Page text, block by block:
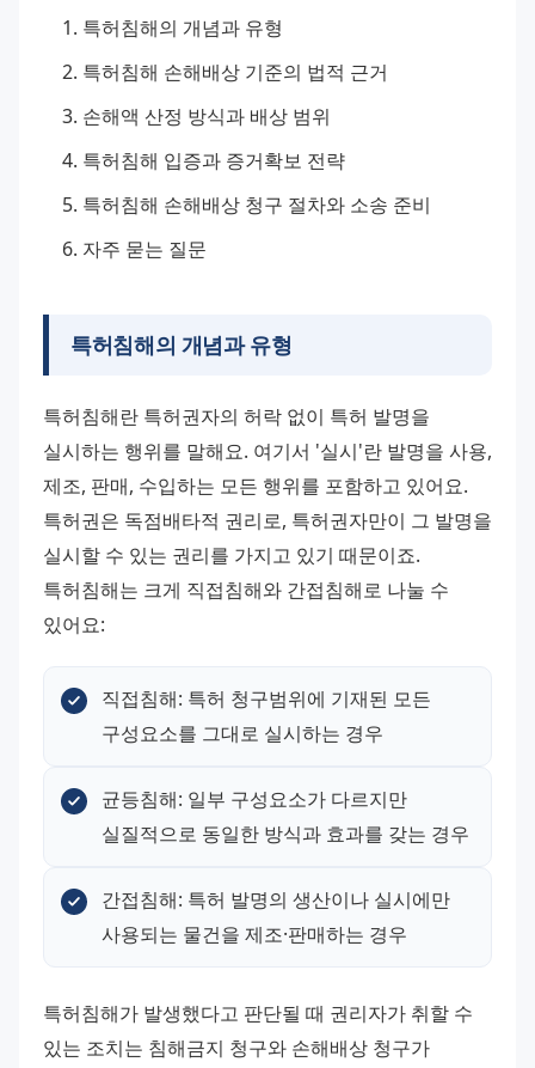
특허침해의 개념과 유형
특허침해 손해배상 기준의 법적 근거
손해액 산정 방식과 배상 범위
특허침해 입증과 증거확보 전략
특허침해 손해배상 청구 절차와 소송 준비
자주 묻는 질문
특허침해의 개념과 유형
특허침해란 특허권자의 허락 없이 특허 발명을
실시하는 행위를 말해요. 여기서 '실시'란 발명을 사용,
제조, 판매, 수입하는 모든 행위를 포함하고 있어요.
특허권은 독점배타적 권리로, 특허권자만이 그 발명을
실시할 수 있는 권리를 가지고 있기 때문이죠.
특허침해는 크게 직접침해와 간접침해로 나눌 수
있어요:
직접침해: 특허 청구범위에 기재된 모든
구성요소를 그대로 실시하는 경우
균등침해: 일부 구성요소가 다르지만
실질적으로 동일한 방식과 효과를 갖는 경우
간접침해: 특허 발명의 생산이나 실시에만
사용되는 물건을 제조·판매하는 경우
특허침해가 발생했다고 판단될 때 권리자가 취할 수
있는 조치는 침해금지 청구와 손해배상 청구가